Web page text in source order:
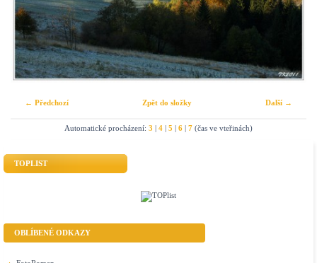
← Předchozí Další →
Zpět do složky
Automatické procházení: 3 | 4 | 5 | 6 | 7 (čas ve vteřinách)
TOPLIST
OBLÍBENÉ ODKAZY